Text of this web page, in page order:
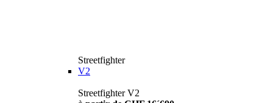
Streetfighter
V2
Streetfighter V2